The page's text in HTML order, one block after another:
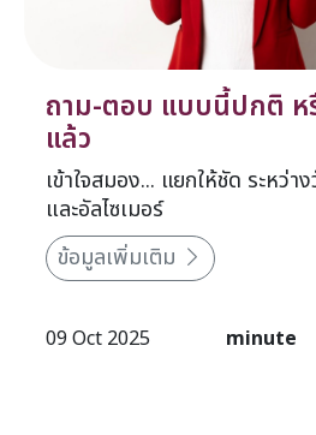
ถาม-ตอบ แบบนี้ปกติ ห
แล้ว
เข้าใจสมอง... แยกให้ชัด ระหว่า
และอัลไซเมอร์
ข้อมูลเพิ่มเติม
09 Oct 2025 minute